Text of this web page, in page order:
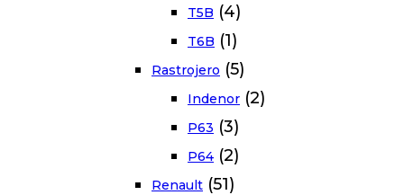
T5B (4)
T6B (1)
Rastrojero (5)
Indenor (2)
P63 (3)
P64 (2)
Renault (51)